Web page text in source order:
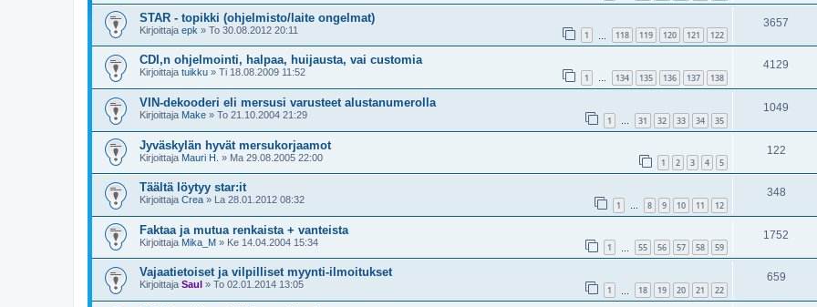
STAR - topikki (ohjelmisto/laite ongelmat)
Kirjoittaja epk » To 30.08.2012 20:11 1 118 119 120 121 122
3657
CDI,n ohjelmointi, halpaa, huijausta, vai customia
Kirjoittaja tuikku » Ti 18.08.2009 11:52 1 … 134 135 136 137 138
4129
VIN-dekooderi eli mersusi varusteet alustanumerolla
Kirjoittaja Make » To 21.10.2004 21:29 1 … 31 32 33 34 35
1049
Jyväskylän hyvät mersukorjaamot
Kirjoittaja Mauri H. » Ma 29.08.2005 22:00 1 2 3 4 5
122
Täältä löytyy star:it
Kirjoittaja Crea » La 28.01.2012 08:32 1 … 8 9 10 11 12
348
Faktaa ja mutua renkaista + vanteista
Kirjoittaja Mika_M » Ke 14.04.2004 15:34 1 55 56 57 58 59
1752
Vajaatietoiset ja vilpilliset myynti-ilmoitukset
Kirjoittaja Saul » To 02.01.2014 13:05 1 18 19 20 21 22
659